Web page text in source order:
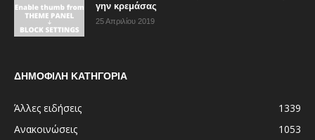
γην κρεμάσας
25 Απριλίου 2019
ΔΗΜΟΦΙΛΗ ΚΑΤΗΓΟΡΙΑ
Άλλες ειδήσεις
1339
Ανακοινώσεις
1053